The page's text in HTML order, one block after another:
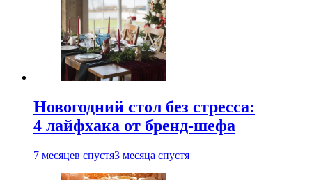
Новогодний стол без стресса:
4 лайфхака от бренд-шефа
7 месяцев спустя3 месяца спустя